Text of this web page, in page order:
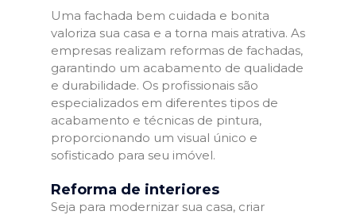
Uma fachada bem cuidada e bonita
valoriza sua casa e a torna mais atrativa. As
empresas realizam reformas de fachadas,
garantindo um acabamento de qualidade
e durabilidade. Os profissionais são
especializados em diferentes tipos de
acabamento e técnicas de pintura,
proporcionando um visual único e
sofisticado para seu imóvel.
Reforma de interiores
Seja para modernizar sua casa, criar